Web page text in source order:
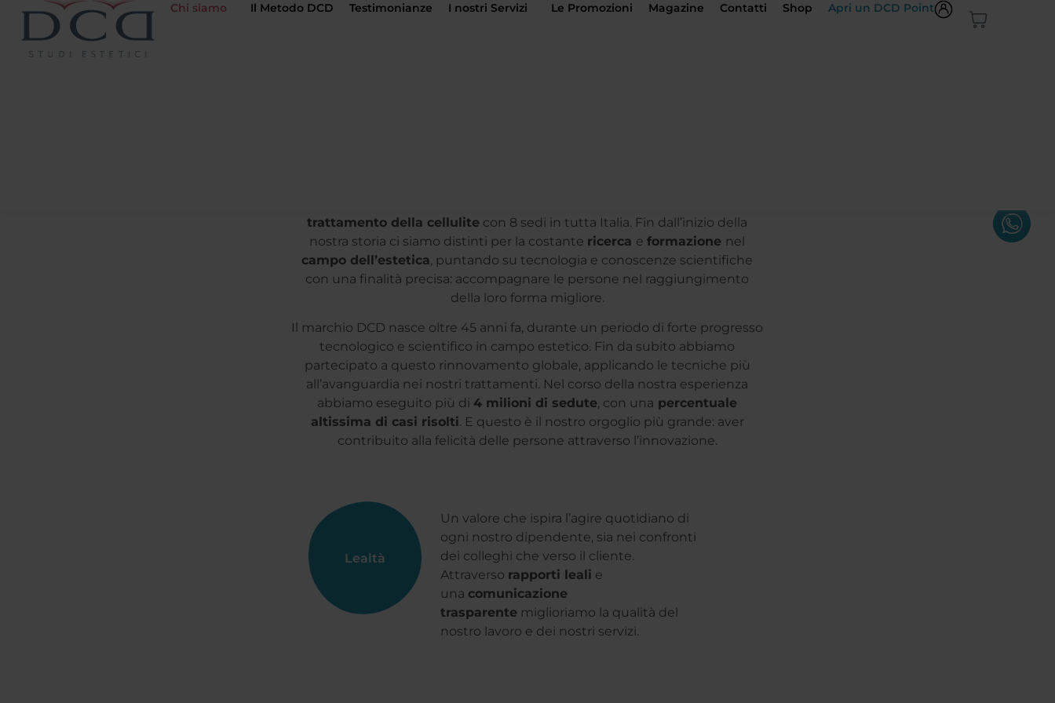
Chi siamo Il Metodo DCD Testimonianze I nostri Servizi Le Promozioni Magazine Contatti Shop Apri un DCD Point
trattamento della cellulite con 8 sedi in tutta Italia. Fin dall’inizio della
nostra storia ci siamo distinti per la costante ricerca eformazione nel
campo dell’estetica , puntando su tecnologia e conoscenze scientifiche
con una finalità precisa: accompagnare le persone nel raggiungimento
della loro forma migliore.
Il marchio DCD nasce oltre 45 anni fa, durante un periodo di forte progresso
tecnologico e scientifico in campo estetico. Fin da subito abbiamo
partecipato a questo rinnovamento globale, applicando le tecniche più
all’avanguardia nei nostri trattamenti. Nel corso della nostra esperienza
abbiamo eseguito più di 4 milioni di sedute, con una percentuale
altissima di casi risolti. E questo è il nostro orgoglio più grande: aver
contribuito alla felicità delle persone attraverso l’innovazione.
Lealtà
Un valore che ispira l’agire quotidiano di
ogni nostro dipendente, sia nei confronti
dei colleghi che verso il cliente.
Attraverso rapporti leali e
una comunicazione
trasparentemiglioriamo la qualità del
nostro lavoro e dei nostri servizi.